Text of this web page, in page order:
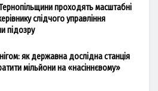
Тернопільщини проходять масштабні
слідчого управління
підозру
як державна дослідна станція
мільйони на «насіннєвому»